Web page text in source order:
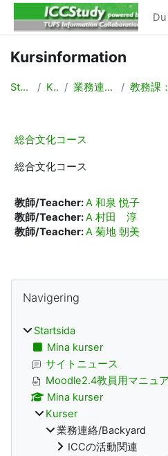
Gå direkt till huvudinnehåll
Kursinformation
Startsida Kurser 業務連絡/Backyard
総合文化コース
総合文化コース
教師/Teacher:A 和泉 悦子
教師/Teacher:A 村田 淳
教師/Teacher:A 菊地 朝美
Block
Navigering
Startsida
Mina kurser
サイトニュース
Moodle2.4教員用マニュ
Mina kurser
Kurser
業務連絡/Backyard
ICCの活動関連